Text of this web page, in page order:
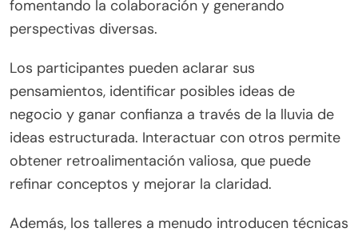
fomentando la colaboración y generando
perspectivas diversas.
Los participantes pueden aclarar sus
pensamientos, identificar posibles ideas de
negocio y ganar confianza a través de la lluvia de
ideas estructurada. Interactuar con otros permite
obtener retroalimentación valiosa, que puede
refinar conceptos y mejorar la claridad.
Además, los talleres a menudo introducen técnicas